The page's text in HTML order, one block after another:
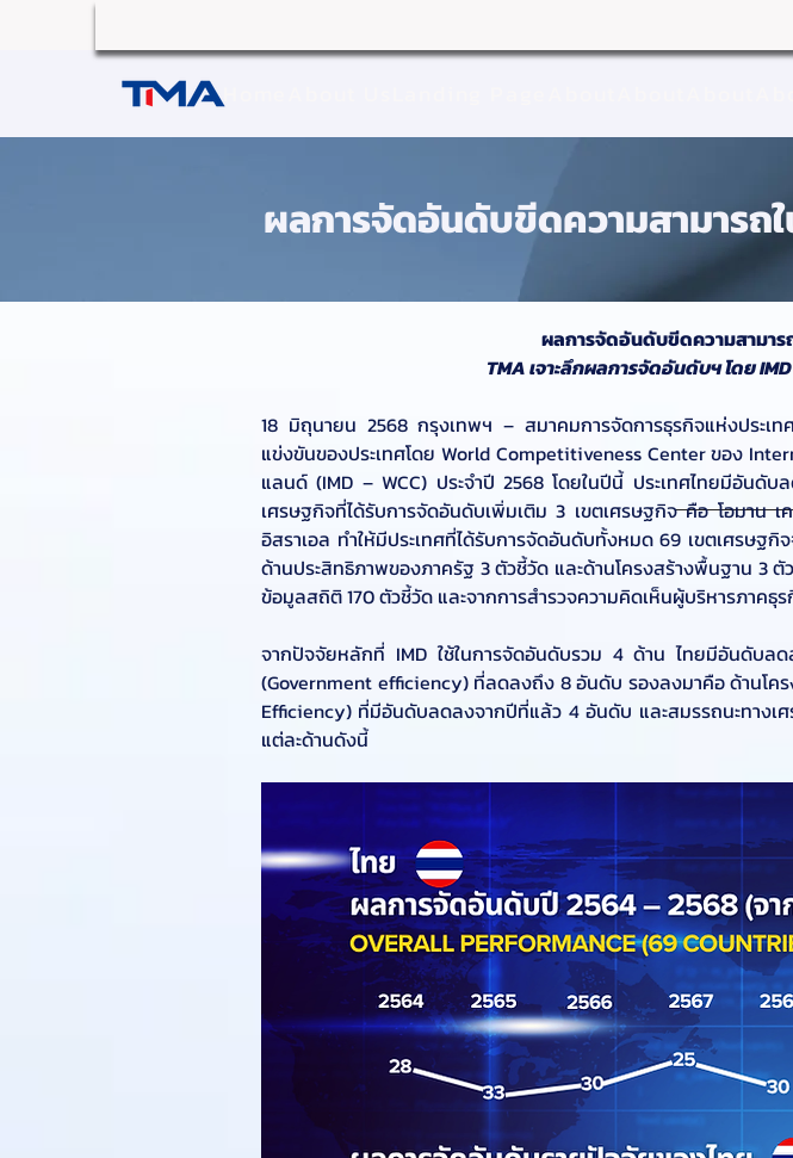
ผลการจัดอันดับขีดความสามาร
TMA เจาะลึกผลการจัดอันดับฯ โดย
18 มิถุนายน 2568 กรุงเทพฯ – สมาคมการจัดการธุรกิจแห่งประเ
แข่งขันของประเทศโดย World Competitiveness Center ของ
แลนด์ (IMD – WCC) ประจำปี 2568 โดยในปีนี้ ประเทศไทยมีอัน
เศรษฐกิจที่ได้รับการจัดอันดับเพิ่มเติม 3 เขตเศรษฐกิจ คือ โอมาน
อิสราเอล ทำให้มีประเทศที่ได้รับการจัดอันดับทั้งหมด 69 เขตเศรษฐ
ด้านประสิทธิภาพของภาครัฐ 3 ตัวชี้วัด และด้านโครงสร้างพื้นฐาน 3
ข้อมูลสถิติ 170 ตัวชี้วัด และจากการสำรวจความคิดเห็นผู้บริหารภาคธุ
จากปัจจัยหลักที่ IMD ใช้ในการจัดอันดับรวม 4 ด้าน ไทยมีอันดับล
(Government efficiency) ที่ลดลงถึง 8 อันดับ รองลงมาคือ ด้านโค
Efficiency) ที่มีอันดับลดลงจากปีที่แล้ว 4 อันดับ และสมรรถนะทาง
แต่ละด้านดังนี้
ผลการจัดอันดับขีดความสามารถ